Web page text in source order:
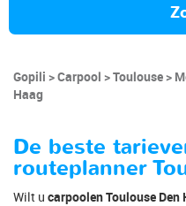
Gopili Carpool Toulouse
Haag
De beste
routeplanner
Wilt u carpoolen Toulouse Den